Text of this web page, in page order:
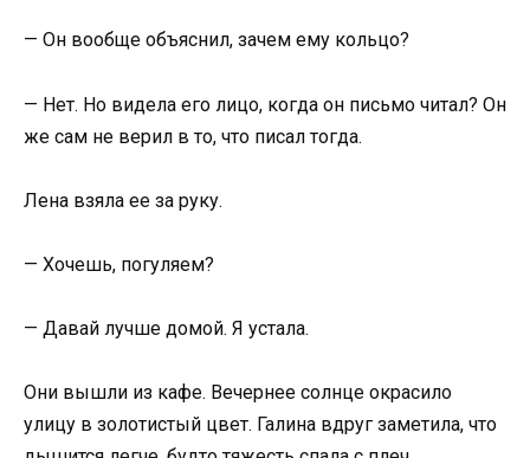
— Он вообще объяснил, зачем ему кольцо?
— Нет. Но видела его лицо, когда он письмо читал? Он
же сам не верил в то, что писал тогда.
Лена взяла ее за руку.
— Хочешь, погуляем?
— Давай лучше домой. Я устала.
Они вышли из кафе. Вечернее солнце окрасило
улицу в золотистый цвет. Галина вдруг заметила, что